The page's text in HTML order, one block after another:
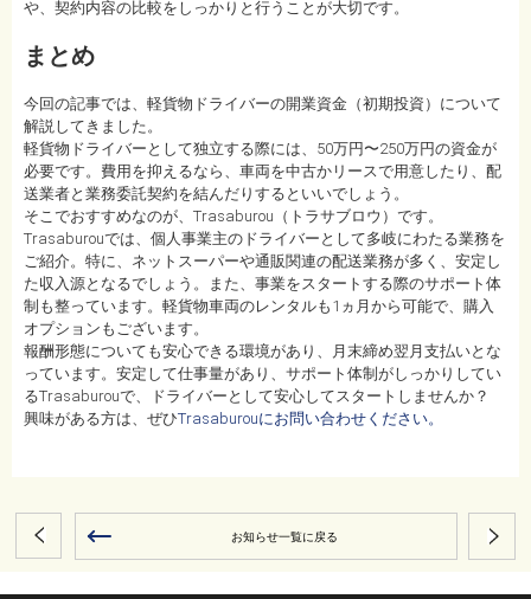
や、契約内容の比較をしっかりと行うことが大切です。
まとめ
今回の記事では、軽貨物ドライバーの開業資金（初期投資）について
解説してきました。
軽貨物ドライバーとして独立する際には、50万円〜250万円の資金が
必要です。費用を抑えるなら、車両を中古かリースで用意したり、配
送業者と業務委託契約を結んだりするといいでしょう。
そこでおすすめなのが、Trasaburou（トラサブロウ）です。
Trasaburouでは、個人事業主のドライバーとして多岐にわたる業務を
ご紹介。特に、ネットスーパーや通販関連の配送業務が多く、安定し
た収入源となるでしょう。また、事業をスタートする際のサポート体
制も整っています。軽貨物車両のレンタルも1ヵ月から可能で、購入
オプションもございます。
報酬形態についても安心できる環境があり、月末締め翌月支払いとな
っています。安定して仕事量があり、サポート体制がしっかりしてい
るTrasaburouで、ドライバーとして安心してスタートしませんか？
興味がある方は、ぜひTrasaburouにお問い合わせください。
お知らせ一覧に戻る